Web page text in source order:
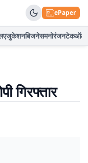
ePaper
एजुकेशनबिजनेसमनोरंजनटेकऑटो
गिरफ्तार